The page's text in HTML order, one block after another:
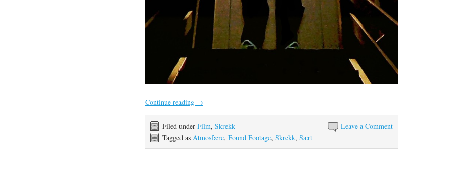
Continue reading →
Leave a Comment
Filed under Film, Skrekk
Tagged as Atmosfære, Found Footage, Skrekk, Sært